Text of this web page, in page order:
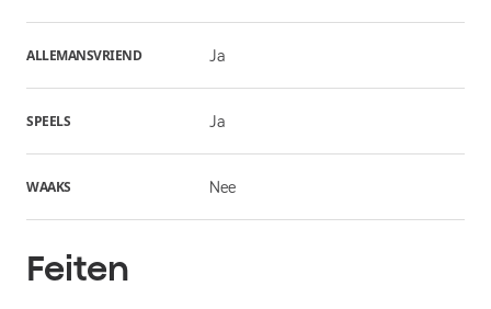
ALLEMANSVRIEND Ja
SPEELS Ja
WAAKS Nee
Feiten